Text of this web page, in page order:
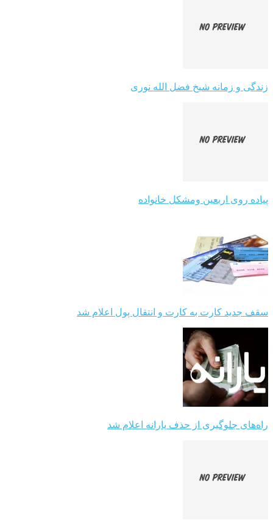
زندگی و زمانه شیخ فضل الله نوری
پیاده روی اربعین ومشکل خانواده
سقف جدید کارت به کارت و انتقال پول اعلام شد
راه‌های جلوگیری از حذف یارانه اعلام شد